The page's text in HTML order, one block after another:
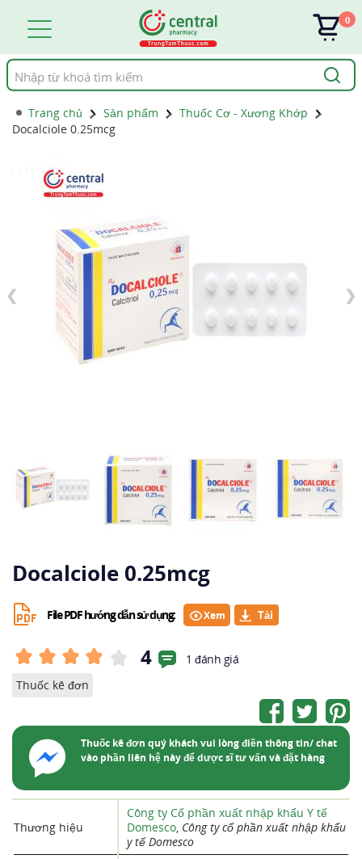
Tìm
kiếm
0
Trang chủ Sản phẩm
Thuốc Cơ - Xương Khớp
Docalciole 0.25mcg
❮ ❯
Docalciole 0.25mcg
File PDF hướng dẫn sử dụng: Xem
4
1 đánh giá
Thuốc kê đơn
Thuốc kê đơn quý khách vui lòng điền thông tin/ chat
vào phần liên hệ này để dược sĩ tư vấn và đặt hàng
Thương hiệu
Công ty Cổ phần xuất nhập khẩu Y tế
Domesco, Công ty cổ phần xuất nhập khẩu
y tế Domesco